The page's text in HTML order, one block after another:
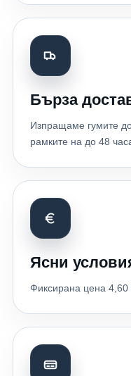
Бърза
Изпращаме гумите
рамките на до 48
Ясни
Фиксирана цена 4,60